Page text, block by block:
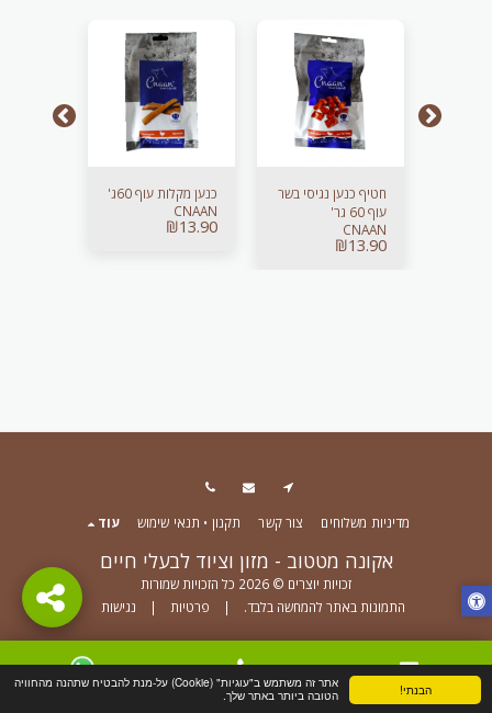
הבנתי!
אתר זה משתמש ב"עוגיות" (Cookie) על-מנת להבטיח שתהנה מהחוויה
הטובה ביותר באתר שלך.
חטיף כנען נגיסי בשר
עוף 60 גר'
CNAAN
₪13.90
כנען מקלות עוף 60ג'
CNAAN
₪13.90
אקונה מטטוב - מזון וציוד לבעלי חיים
זכויות יוצרים © 2026 כל הזכויות שמורות
התמונות באתר להמחשה בלבד. | פרטיות | נגישות
מדיניות משלוחים צור קשר תקנון • תנאי שימוש עוד
הירשם
WhatsApp טלפון צור קשר